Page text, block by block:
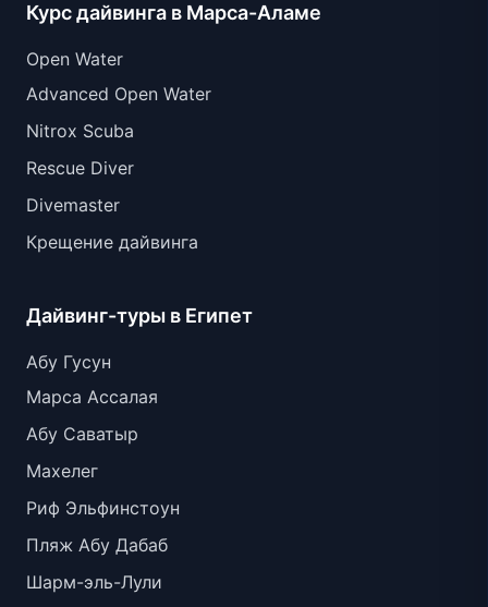
Курс дайвинга в Марса-Аламе
Open Water
Advanced Open Water
Nitrox Scuba
Rescue Diver
Divemaster
Крещение дайвинга
Дайвинг-туры в Египет
Абу Гусун
Марса Ассалая
Абу Саватыр
Махелег
Риф Эльфинстоун
Пляж Абу Дабаб
Шарм-эль-Лули